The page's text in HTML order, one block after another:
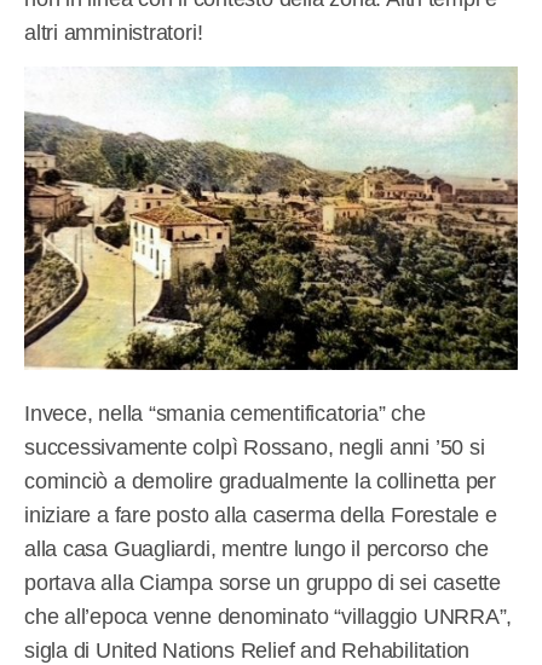
altri amministratori!
Invece, nella “smania cementificatoria” che
successivamente colpì Rossano, negli anni ’50 si
cominciò a demolire gradualmente la collinetta per
iniziare a fare posto alla caserma della Forestale e
alla casa Guagliardi, mentre lungo il percorso che
portava alla Ciampa sorse un gruppo di sei casette
che all’epoca venne denominato “villaggio UNRRA”,
sigla di United Nations Relief and Rehabilitation